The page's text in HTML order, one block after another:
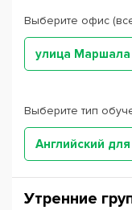
Выберите офис
улица
Выберите тип
Английский
Утренние